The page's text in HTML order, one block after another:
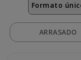
Formato
ARRASADO